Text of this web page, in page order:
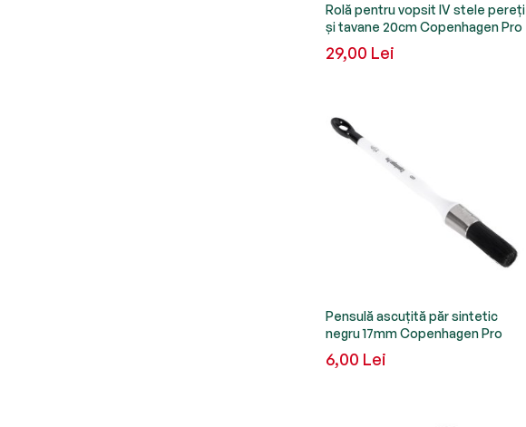
Rolă pentru vopsit IV stele pereți
și tavane 20cm Copenhagen Pro
29,00 Lei
Pensulă ascuțită păr sintetic
negru 17mm Copenhagen Pro
6,00 Lei